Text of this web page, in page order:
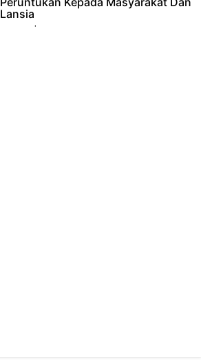
Lansia
Klaten | Guna mendukung lancarnya